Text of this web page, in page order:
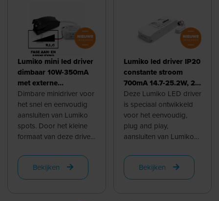
Lumiko mini led driver
dimbaar 10W-350mA
met externe
aansluitbox en
dubbelvoudige plug
and play
connectorbox |
860052
Dimbare minidriver voor
het snel en eenvoudig
aansluiten van Lumiko
spots. Door het kleine
formaat van deze driver
toepasbaar. De driver
past ...Bekijken
Lumiko led driver IP20
constante stroom
700mA 14.7-25.2W, 21-
36V, dimbaar | 860088
Deze Lumiko LED driver
is speciaal ontwikkeld
voor het eenvoudig,
plug and play,
aansluiten van Lumiko
dubbele steekcontacten
is parallelle ...
Bekijken